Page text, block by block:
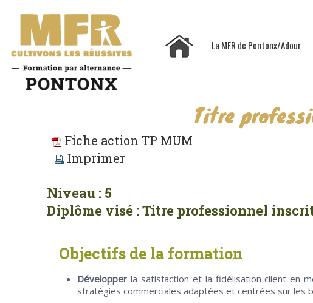
La MFR de Pontonx/Adour
Titre
Fiche action TP MUM
Imprimer
Niveau : 5
Diplôme visé : Titre professionnel
Objectifs de la formation
Développer la satisfaction et la fidélisation client en
stratégies commerciales adaptées et centrées sur les